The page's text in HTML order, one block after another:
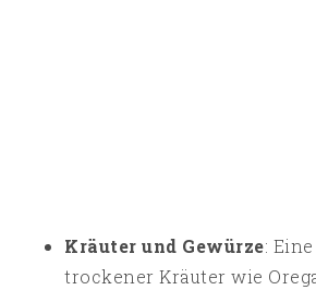
Kräuter und Gewürze:
trockener Kräuter wie